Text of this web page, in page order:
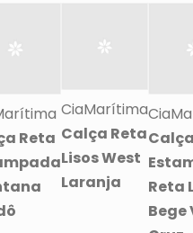
Reta
CiaMarítima
Calça Reta
Lisos West
Laranja
Reta
Bege